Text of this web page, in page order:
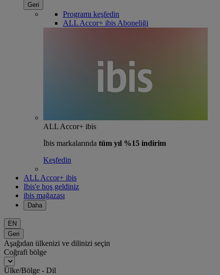
Geri
Programı keşfedin
ALL Accor+ ibis Aboneliği
ALL Accor+ ibis
İbis markalarında tüm yıl %15 indirim
Keşfedin
ALL Accor+ ibis
Ibis'e hoş geldiniz
ibis mağazası
Daha
EN
Geri
Aşağıdan ülkenizi ve dilinizi seçin
Coğrafi bölge
Ülke/Bölge - Dil